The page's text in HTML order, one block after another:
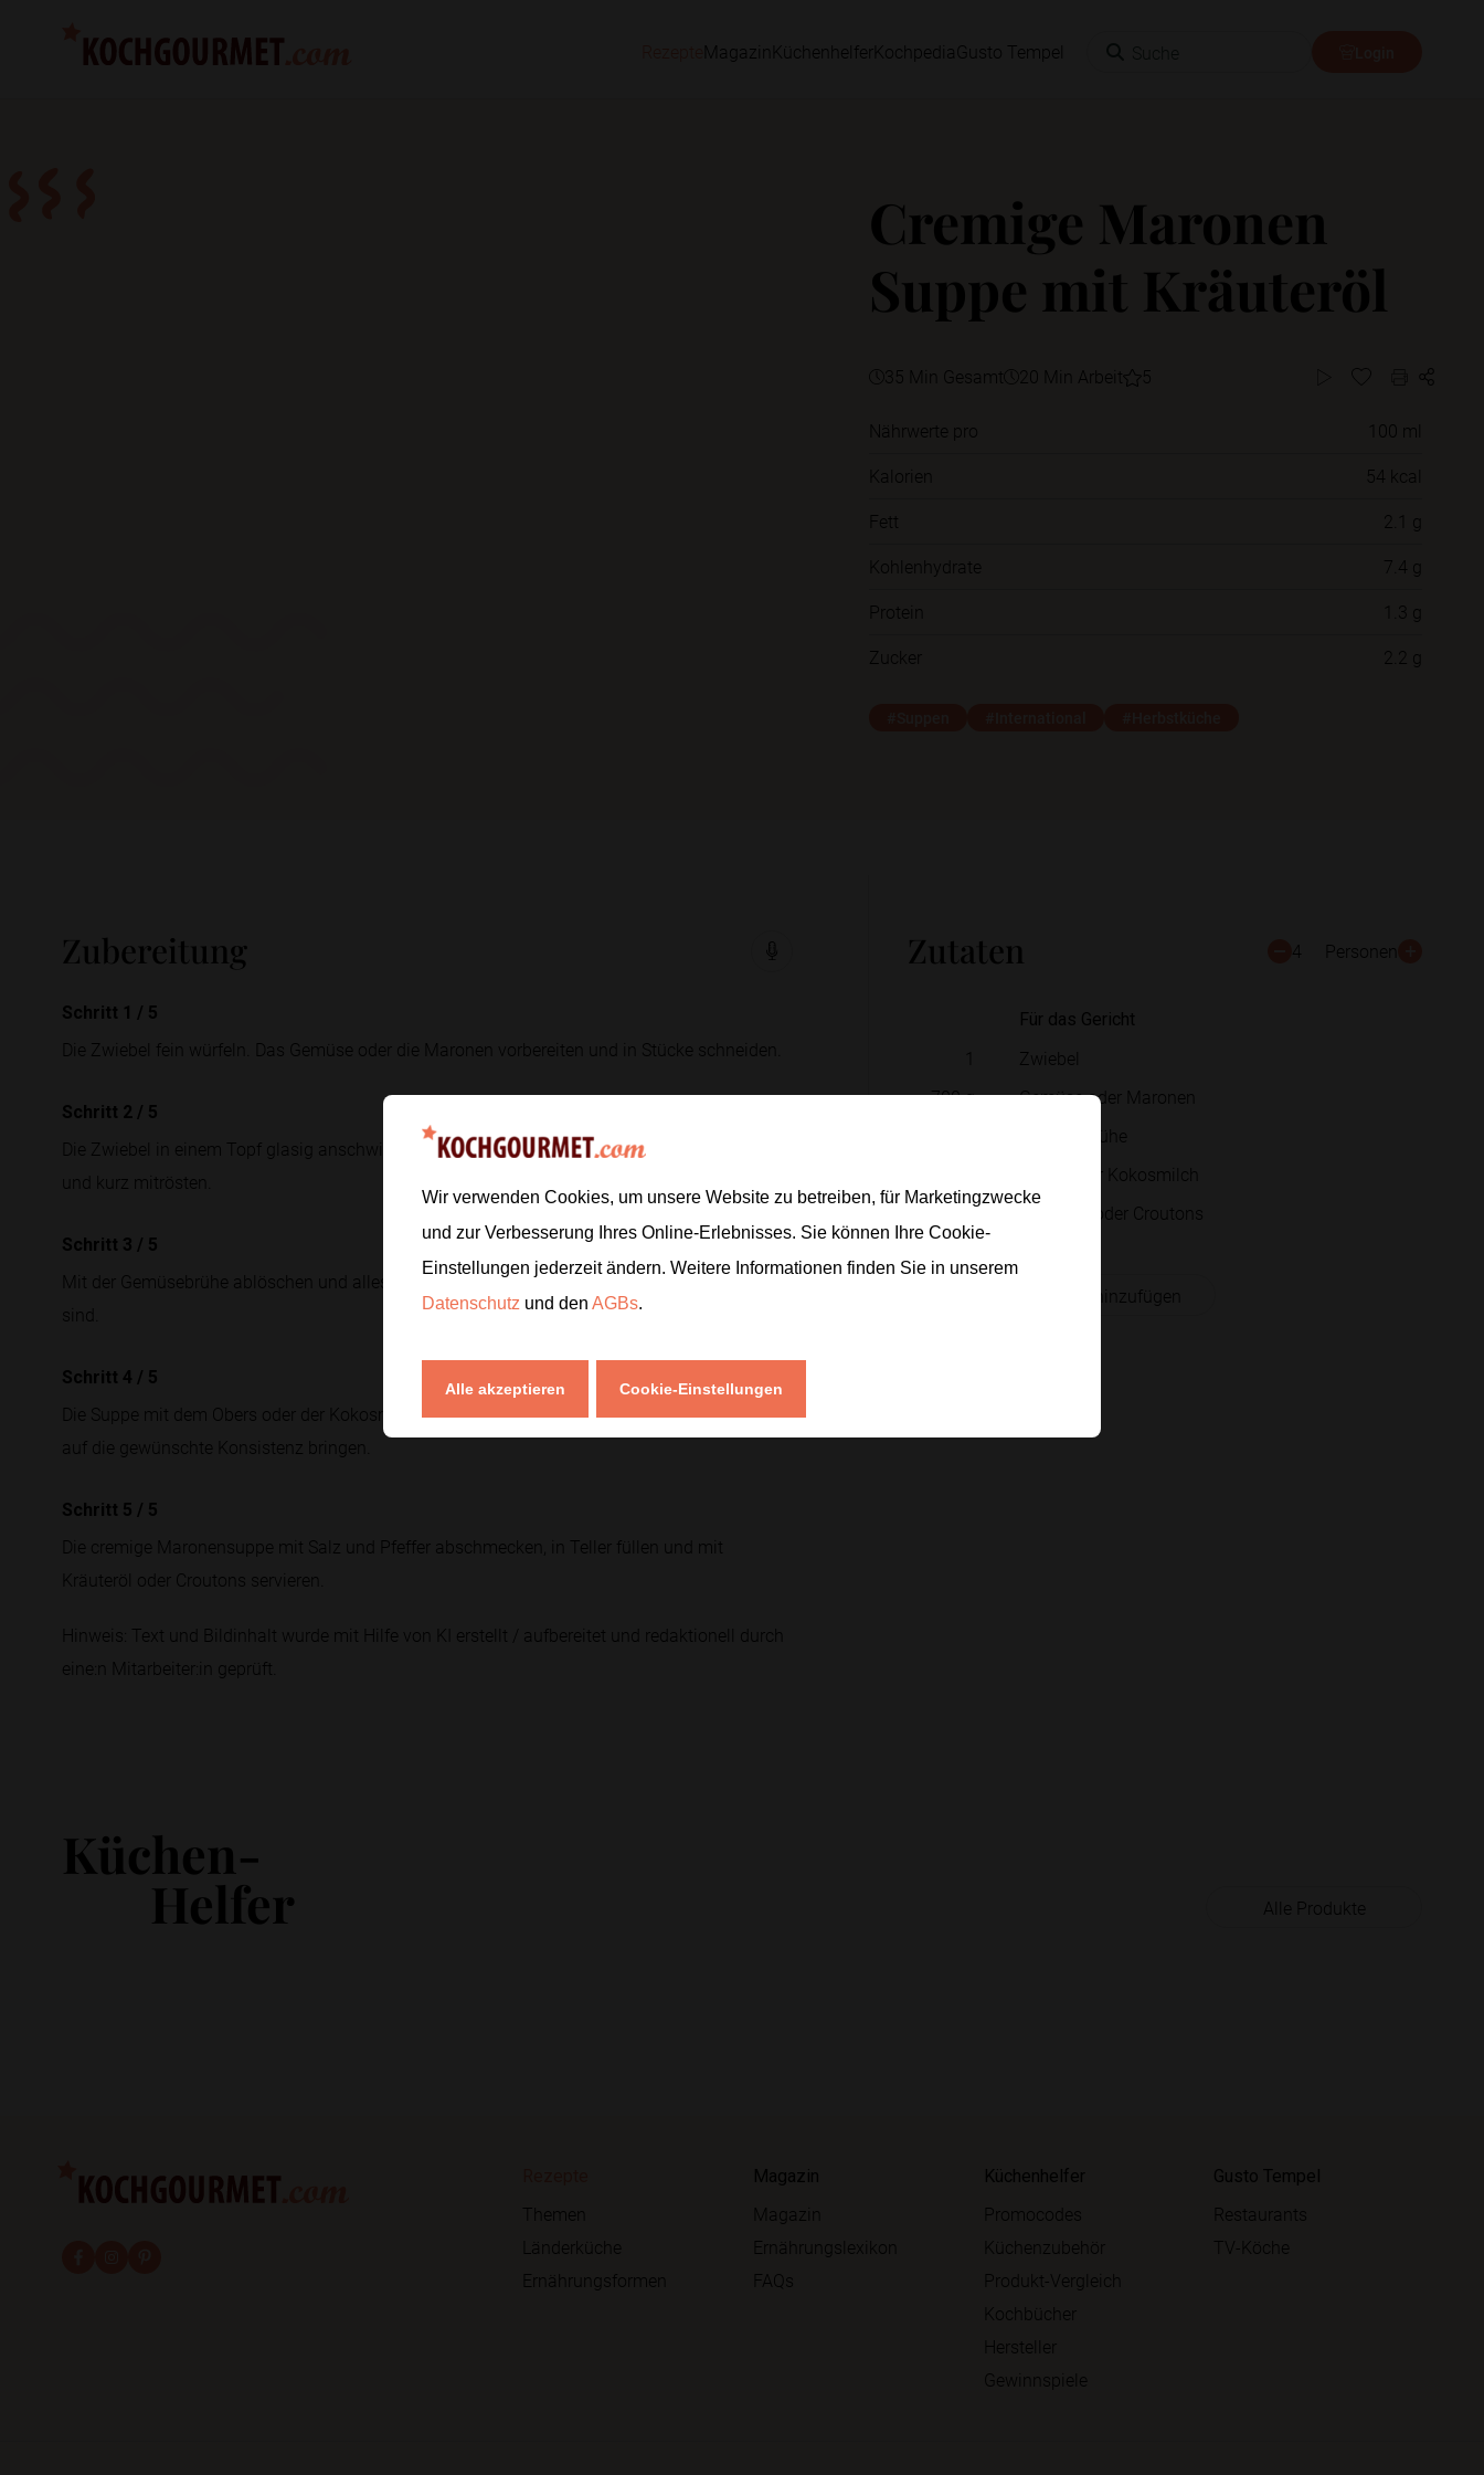
Magazin Küchenhelfer Kochpedia Gusto Tempel
Cremige Maronen
Suppe mit Kräuteröl
35 Min Gesamt 20 Min Arbeit 5
Nährwerte pro
100 ml
Kalorien
54 kcal
Fett
2.1 g
Kohlenhydrate
7.4 g
Protein
1.3 g
Zucker
2.2 g
Zutaten 4 Personen
Für das Gericht
1
Zwiebel
700g
Gemüse oder Maronen
Gemüsebrühe
Obers oder Kokosmilch
Kräuteröl oder Croutons
Zur Einkaufsliste hinzufügen
Zubereitung
Schritt 1 / 5
Die Zwiebel fein würfeln. Das Gemüse oder die Maronen vorbereiten und in Stücke schneiden.
Schritt 2 / 5
Die Zwiebel in einem Topf glasig anschwitzen, dann das Gemüse oder die Maronen zugeben
und kurz mitrösten.
Schritt 3 / 5
Mit der Gemüsebrühe ablöschen und alles etwa 20 Minutenköcheln, bis die Maronen weich
sind.
Schritt 4 / 5
Die Suppe mit dem Obers oder der Kokosmilch fein pürieren und bei Bedarf mit etwas Wasser
auf die gewünschte Konsistenz bringen.
Schritt 5 / 5
Die cremige Maronensuppe mit Salz und Pfeffer abschmecken, in Teller füllen und mit
Kräuteröl oder Croutons servieren.
Hinweis: Text und Bildinhalt wurde mit Hilfe von KI erstellt / aufbereitet und redaktionell durch
eine:n Mitarbeiter:in geprüft.
Küchen-
Helfer Alle Produkte
Themen
Länderküche
Ernährungsformen
Magazin
Magazin
Ernährungslexikon
FAQs
Küchenhelfer
Promocodes
Küchenzubehör
Produkt-Vergleich
Kochbücher
Hersteller
Gewinnspiele
Gusto Tempel
Restaurants
TV-Köche
Wir verwenden Cookies, um unsere Website zu betreiben, für Marketingzwecke
und zur Verbesserung Ihres Online-Erlebnisses. Sie können Ihre Cookie-
Einstellungen jederzeit ändern. Weitere Informationen finden Sie in unserem
Datenschutz und den AGBs.
Alle akzeptieren Cookie-Einstellungen